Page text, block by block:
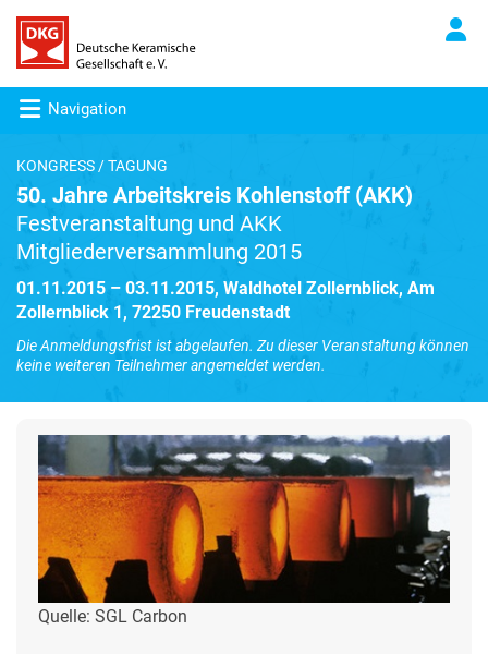
Navigation
KONGRESS / TAGUNG
50. Jahre Arbeitskreis Kohlenstoff (AKK)
Festveranstaltung und AKK
Mitgliederversammlung 2015
01.11.2015 – 03.11.2015, Waldhotel Zollernblick, Am
Zollernblick 1, 72250 Freudenstadt
Die Anmeldungsfrist ist abgelaufen. Zu dieser Veranstaltung können
keine weiteren Teilnehmer angemeldet werden.
Quelle: SGL Carbon